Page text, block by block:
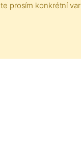
prosím konkrétní